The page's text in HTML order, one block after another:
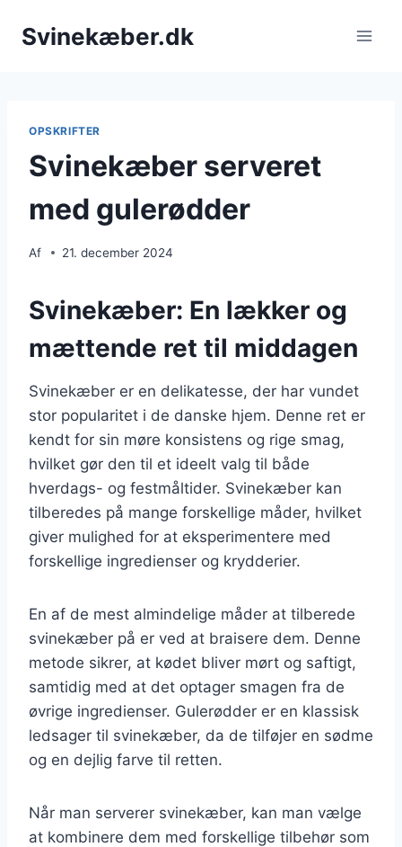
Svinekæber.dk
OPSKRIFTER
Svinekæber serveret
med gulerødder
Af 21. december 2024
Svinekæber: En lækker og
mættende ret til middagen
Svinekæber er en delikatesse, der har vundet
stor popularitet i de danske hjem. Denne ret er
kendt for sin møre konsistens og rige smag,
hvilket gør den til et ideelt valg til både
hverdags- og festmåltider. Svinekæber kan
tilberedes på mange forskellige måder, hvilket
giver mulighed for at eksperimentere med
forskellige ingredienser og krydderier.
En af de mest almindelige måder at tilberede
svinekæber på er ved at braisere dem. Denne
metode sikrer, at kødet bliver mørt og saftigt,
samtidig med at det optager smagen fra de
øvrige ingredienser. Gulerødder er en klassisk
ledsager til svinekæber, da de tilføjer en sødme
og en dejlig farve til retten.
Når man serverer svinekæber, kan man vælge
at kombinere dem med forskellige tilbehør som